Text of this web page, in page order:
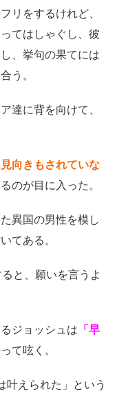
リをするけれど、
てはしゃぐし、彼
、挙句の果てには
う。
達に背を向けて、
向きもされていな
のが目に入った。
異国の男性を模し
てある。
と、願いを言うよ
ジョッシュは 「早
て呟く。
叶えられた」という